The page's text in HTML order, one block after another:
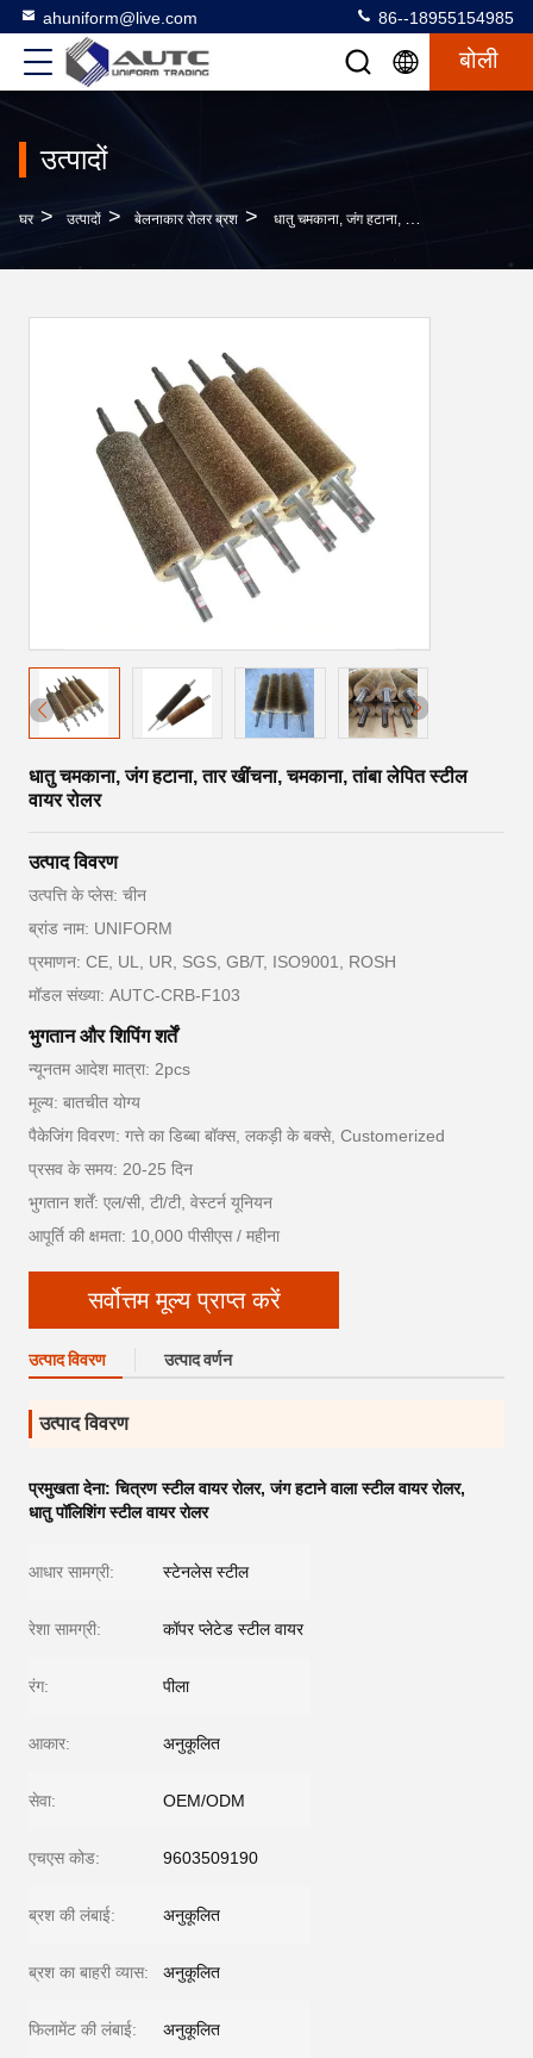
ahuniform@live.com 86--18955154985
बोली
उत्पादों
घर > उत्पादों > बेलनाकार रोलर ब्रश > धातु चमकाना, जंग हटाना, तार खींचना, चमकाना, तांबा लेपित स्टील वायर रोलर
धातु चमकाना, जंग हटाना, तार खींचना, चमकाना, तांबा लेपित स्टील
वायर रोलर
उत्पाद विवरण
उत्पत्ति के प्लेस: चीन
ब्रांड नाम: UNIFORM
प्रमाणन: CE, UL, UR, SGS, GB/T, ISO9001, ROSH
मॉडल संख्या: AUTC-CRB-F103
भुगतान और शिपिंग शर्तें
न्यूनतम आदेश मात्रा: 2pcs
मूल्य: बातचीत योग्य
पैकेजिंग विवरण: गत्ते का डिब्बा बॉक्स, लकड़ी के बक्से, Customerized
प्रसव के समय: 20-25 दिन
भुगतान शर्तें: एल/सी, टी/टी, वेस्टर्न यूनियन
आपूर्ति की क्षमता: 10,000 पीसीएस / महीना
सर्वोत्तम मूल्य प्राप्त करें
उत्पाद विवरण उत्पाद वर्णन
उत्पाद विवरण
प्रमुखता देना:चित्रण स्टील वायर रोलर,जंग हटाने वाला स्टील वायर रोलर,
धातु पॉलिशिंग स्टील वायर रोलर
आधार सामग्री: स्टेनलेस स्टील
रेशा सामग्री: कॉपर प्लेटेड स्टील वायर
रंग: पीला
आकार: अनुकूलित
सेवा: OEM/ODM
एचएस कोड: 9603509190
ब्रश की लंबाई: अनुकूलित
ब्रश का बाहरी व्यास: अनुकूलित
फिलामेंट की लंबाई: अनुकूलित